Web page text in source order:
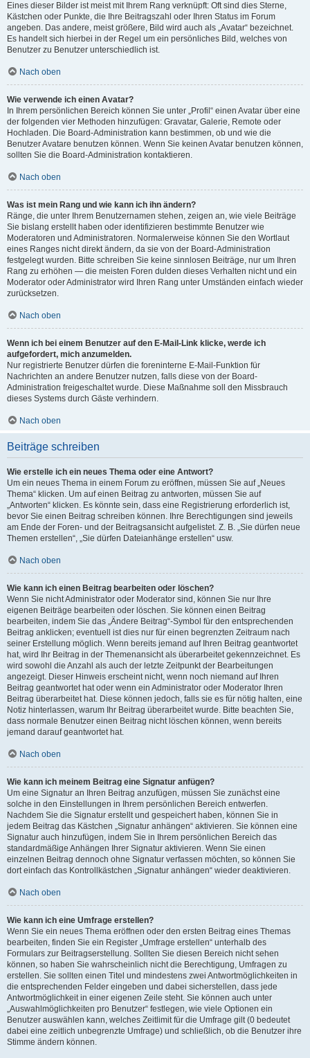
Eines dieser Bilder ist meist mit Ihrem Rang verknüpft: Oft sind dies Sterne,
Kästchen oder Punkte, die Ihre Beitragszahl oder Ihren Status im Forum
angeben. Das andere, meist größere, Bild wird auch als „Avatar“ bezeichnet.
Es handelt sich hierbei in der Regel um ein persönliches Bild, welches von
Benutzer zu Benutzer unterschiedlich ist.
Nach oben
Wie verwende ich einen Avatar?
In Ihrem persönlichen Bereich können Sie unter „Profil“ einen Avatar über eine
der folgenden vier Methoden hinzufügen: Gravatar, Galerie, Remote oder
Hochladen. Die Board-Administration kann bestimmen, ob und wie die
Benutzer Avatare benutzen können. Wenn Sie keinen Avatar benutzen können,
sollten Sie die Board-Administration kontaktieren.
Nach oben
Was ist mein Rang und wie kann ich ihn ändern?
Ränge, die unter Ihrem Benutzernamen stehen, zeigen an, wie viele Beiträge
Sie bislang erstellt haben oder identifizieren bestimmte Benutzer wie
Moderatoren und Administratoren. Normalerweise können Sie den Wortlaut
eines Ranges nicht direkt ändern, da sie von der Board-Administration
festgelegt wurden. Bitte schreiben Sie keine sinnlosen Beiträge, nur um Ihren
Rang zu erhöhen — die meisten Foren dulden dieses Verhalten nicht und ein
Moderator oder Administrator wird Ihren Rang unter Umständen einfach wieder
zurücksetzen.
Nach oben
Wenn ich bei einem Benutzer auf den E-Mail-Link klicke, werde ich
aufgefordert, mich anzumelden.
Nur registrierte Benutzer dürfen die foreninterne E-Mail-Funktion für
Nachrichten an andere Benutzer nutzen, falls diese von der Board-
Administration freigeschaltet wurde. Diese Maßnahme soll den Missbrauch
dieses Systems durch Gäste verhindern.
Nach oben
Beiträge schreiben
Wie erstelle ich ein neues Thema oder eine Antwort?
Um ein neues Thema in einem Forum zu eröffnen, müssen Sie auf „Neues
Thema“ klicken. Um auf einen Beitrag zu antworten, müssen Sie auf
„Antworten“ klicken. Es könnte sein, dass eine Registrierung erforderlich ist,
bevor Sie einen Beitrag schreiben können. Ihre Berechtigungen sind jeweils
am Ende der Foren- und der Beitragsansicht aufgelistet. Z. B. „Sie dürfen neue
Themen erstellen“, „Sie dürfen Dateianhänge erstellen“ usw.
Nach oben
Wie kann ich einen Beitrag bearbeiten oder löschen?
Wenn Sie nicht Administrator oder Moderator sind, können Sie nur Ihre
eigenen Beiträge bearbeiten oder löschen. Sie können einen Beitrag
bearbeiten, indem Sie das „Ändere Beitrag“-Symbol für den entsprechenden
Beitrag anklicken; eventuell ist dies nur für einen begrenzten Zeitraum nach
seiner Erstellung möglich. Wenn bereits jemand auf Ihren Beitrag geantwortet
hat, wird Ihr Beitrag in der Themenansicht als überarbeitet gekennzeichnet. Es
wird sowohl die Anzahl als auch der letzte Zeitpunkt der Bearbeitungen
angezeigt. Dieser Hinweis erscheint nicht, wenn noch niemand auf Ihren
Beitrag geantwortet hat oder wenn ein Administrator oder Moderator Ihren
Beitrag überarbeitet hat. Diese können jedoch, falls sie es für nötig halten, eine
Notiz hinterlassen, warum Ihr Beitrag überarbeitet wurde. Bitte beachten Sie,
dass normale Benutzer einen Beitrag nicht löschen können, wenn bereits
jemand darauf geantwortet hat.
Nach oben
Wie kann ich meinem Beitrag eine Signatur anfügen?
Um eine Signatur an Ihren Beitrag anzufügen, müssen Sie zunächst eine
solche in den Einstellungen in Ihrem persönlichen Bereich entwerfen.
Nachdem Sie die Signatur erstellt und gespeichert haben, können Sie in
jedem Beitrag das Kästchen „Signatur anhängen“ aktivieren. Sie können eine
Signatur auch hinzufügen, indem Sie in Ihrem persönlichen Bereich das
standardmäßige Anhängen Ihrer Signatur aktivieren. Wenn Sie einen
einzelnen Beitrag dennoch ohne Signatur verfassen möchten, so können Sie
dort einfach das Kontrollkästchen „Signatur anhängen“ wieder deaktivieren.
Nach oben
Wie kann ich eine Umfrage erstellen?
Wenn Sie ein neues Thema eröffnen oder den ersten Beitrag eines Themas
bearbeiten, finden Sie ein Register „Umfrage erstellen“ unterhalb des
Formulars zur Beitragserstellung. Sollten Sie diesen Bereich nicht sehen
können, so haben Sie wahrscheinlich nicht die Berechtigung, Umfragen zu
erstellen. Sie sollten einen Titel und mindestens zwei Antwortmöglichkeiten in
die entsprechenden Felder eingeben und dabei sicherstellen, dass jede
Antwortmöglichkeit in einer eigenen Zeile steht. Sie können auch unter
„Auswahlmöglichkeiten pro Benutzer“ festlegen, wie viele Optionen ein
Benutzer auswählen kann, welches Zeitlimit für die Umfrage gilt (0 bedeutet
dabei eine zeitlich unbegrenzte Umfrage) und schließlich, ob die Benutzer ihre
Stimme ändern können.